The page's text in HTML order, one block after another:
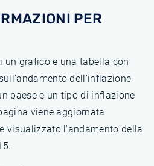
PER
un grafico e una tabella con
dell'inflazione
paese e un tipo di inflazione
viene aggiornata
visualizzato l'andamento della